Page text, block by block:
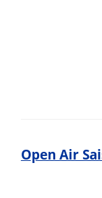
Open Air